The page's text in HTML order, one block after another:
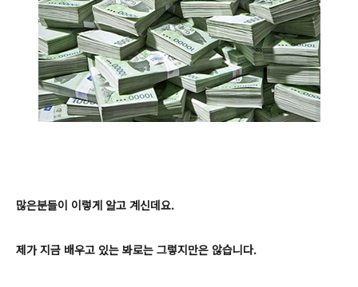
많은분들이 이렇게 알고 계신데요.
제가 지금 배우고 있는 봐로는 그렇지만은 않습니다.